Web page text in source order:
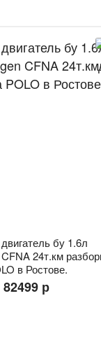
бу 1.6л
24т.км
в Ростове.
82499 р